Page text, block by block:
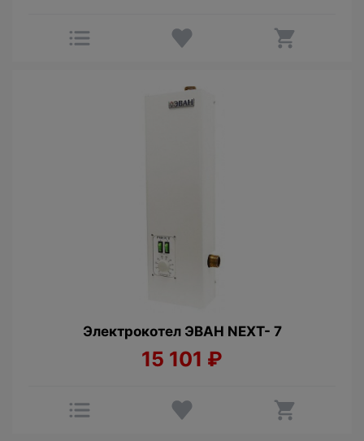
Электрокотел ЭВАН NEXT- 7
15 101 ₽